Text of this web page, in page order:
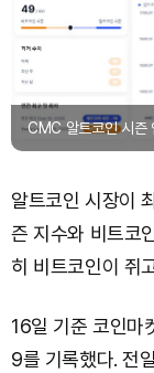
CMC 알트코인 시즌
알트코인 시장이
즌 지수와 비트코
히 비트코인이 쥐
16일 기준 코인마
9를 기록했다. 전